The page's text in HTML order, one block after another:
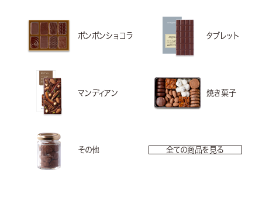
ボンボンショコラ タブレット
マンディアン 焼き菓子
その他 全ての商品を見る